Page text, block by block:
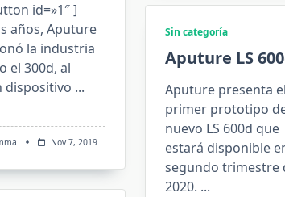
id=»1″ ]
años, Aputure
la industria
el 300d, al
dispositivo ...
Nov 7, 2019
Sin categoría
Aputure LS
Aputure presenta el
primer prototipo
nuevo LS 600d que
estará disponible
segundo trimestre
2020. ...